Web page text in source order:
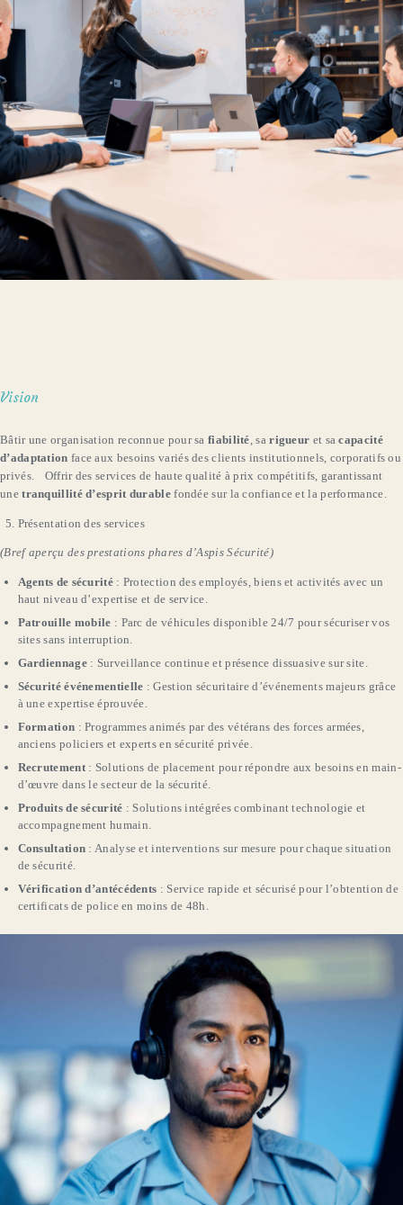
Vision
Bâtir une organisation reconnue pour sa fiabilité, sarigueur et sacapacité
d’adaptation face aux besoins variés des clients institutionnels, corporatifs ou
privés. Offrir des services de haute qualité à prix compétitifs, garantissant
unetranquillité d’esprit durablefondée sur la confiance et la performance.
Présentation des services
(Bref aperçu des prestations phares d’Aspis Sécurité)
Agents de sécurité: Protection des employés, biens et activités avec un
haut niveau d’expertise et de service.
Patrouille mobile : Parc de véhicules disponible 24/7 pour sécuriser vos
sites sans interruption.
Gardiennage: Surveillance continue et présence dissuasive sur site.
Sécurité événementielle : Gestion sécuritaire d’événements majeurs grâce
à une expertise éprouvée.
Formation : Programmes animés par des vétérans des forces armées,
anciens policiers et experts en sécurité privée.
Recrutement: Solutions de placement pour répondre aux besoins en main-
d’œuvre dans le secteur de la sécurité.
Produits de sécurité : Solutions intégrées combinant technologie et
accompagnement humain.
Consultation : Analyse et interventions sur mesure pour chaque situation
de sécurité.
Vérification d’antécédents : Service rapide et sécurisé pour l’obtention de
certificats de police en moins de 48h.